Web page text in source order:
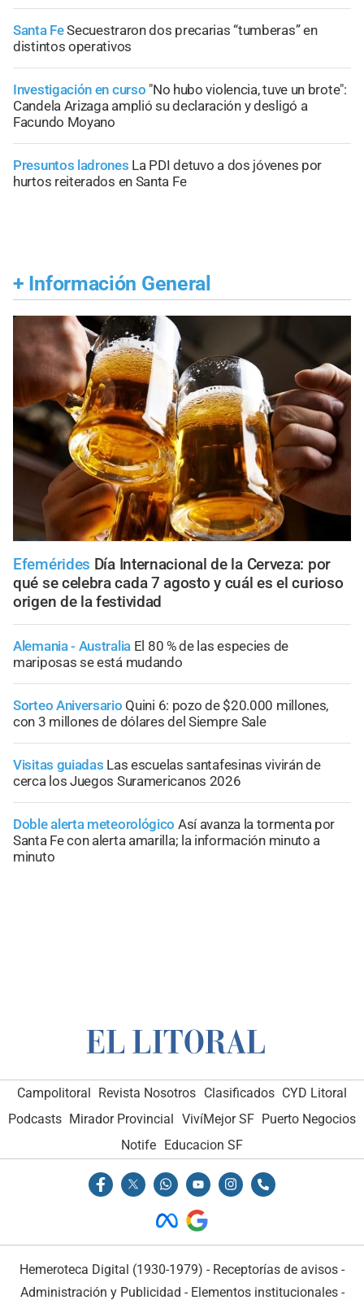
Santa FeSecuestraron dos precarias “tumberas” en
distintos operativos
Investigación en curso "No hubo violencia, tuve un brote":
Candela Arizaga amplió su declaración y desligó a
Facundo Moyano
Presuntos ladrones La PDI detuvo a dos jóvenes por
hurtos reiterados en Santa Fe
+ Información General
Efemérides Día Internacional de la Cerveza: por
qué se celebra cada 7 agosto y cuál es el curioso
origen de la festividad
Alemania - Australia El 80 % de las especies de
mariposas se está mudando
Sorteo Aniversario Quini 6: pozo de $20.000 millones,
con 3 millones de dólares del Siempre Sale
Visitas guiadas Las escuelas santafesinas vivirán de
cerca los Juegos Suramericanos 2026
Doble alerta meteorológico Así avanza la tormenta por
Santa Fe con alerta amarilla; la información minuto a
minuto
Campolitoral Revista Nosotros Clasificados CYD Litoral
Podcasts Mirador Provincial VivíMejor SF Puerto Negocios
Notife Educacion SF
Hemeroteca Digital (1930-1979) - Receptorías de avisos -
Administración y Publicidad - Elementos institucionales-